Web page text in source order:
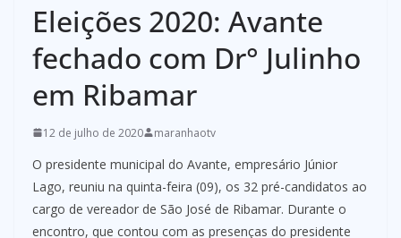
Eleições 2020: Avante
fechado com Dr° Julinho
em Ribamar
12 de julho de 2020 maranhaotv
O presidente municipal do Avante, empresário Júnior
Lago, reuniu na quinta-feira (09), os 32 pré-candidatos ao
cargo de vereador de São José de Ribamar. Durante o
encontro, que contou com as presenças do presidente